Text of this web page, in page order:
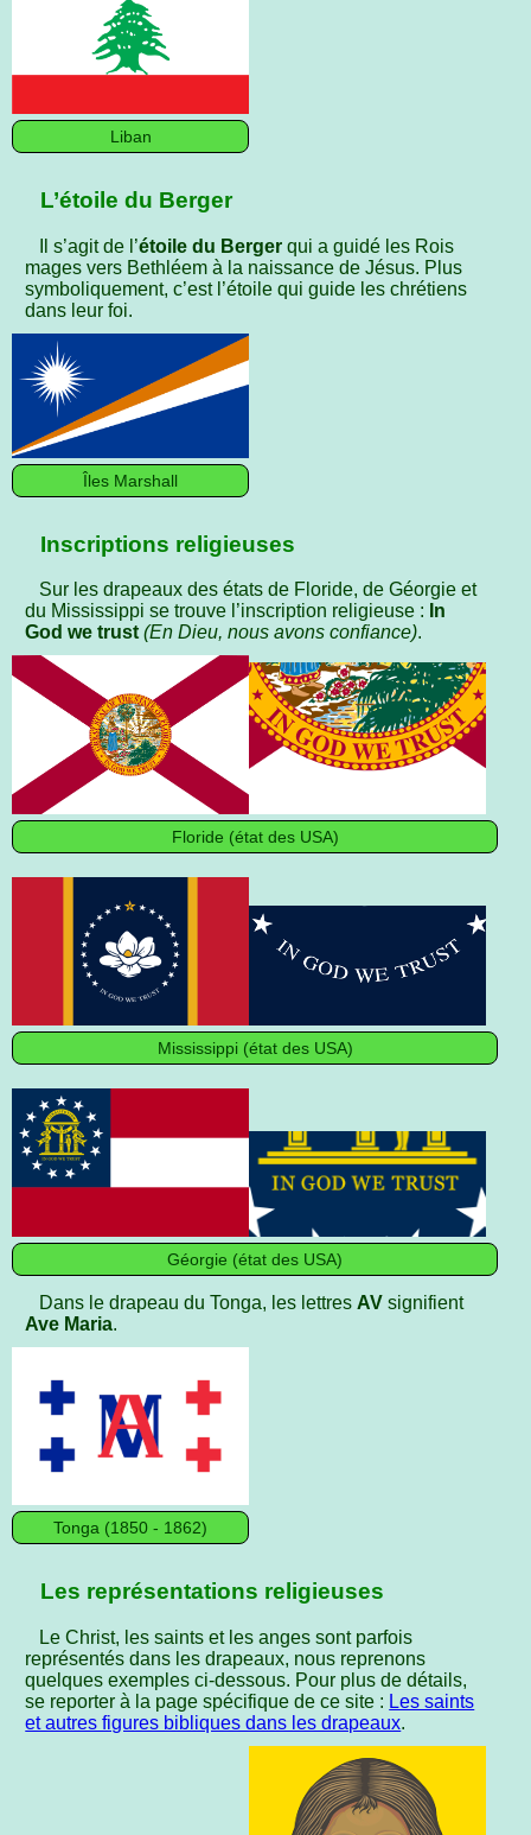
Liban
L’étoile du Berger
Il s’agit de l’étoile du Bergerqui a guidé les Rois
mages vers Bethléem à la naissance de Jésus. Plus
symboliquement, c’est l’étoile qui guide les chrétiens
dans leur foi.
Îles Marshall
Inscriptions religieuses
Sur les drapeaux des états de Floride, de Géorgie et
du Mississippi se trouve l’inscription religieuse : In
God we trust (En Dieu, nous avons confiance).
Floride (état des USA)
Mississippi (état des USA)
Géorgie (état des USA)
Dans le drapeau du Tonga, les lettres AVsignifient
Ave Maria.
Tonga (1850 - 1862)
Les représentations religieuses
Le Christ, les saints et les anges sont parfois
représentés dans les drapeaux, nous reprenons
quelques exemples ci-dessous. Pour plus de détails,
se reporter à la page spécifique de ce site : Les saints
et autres figures bibliques dans les drapeaux.